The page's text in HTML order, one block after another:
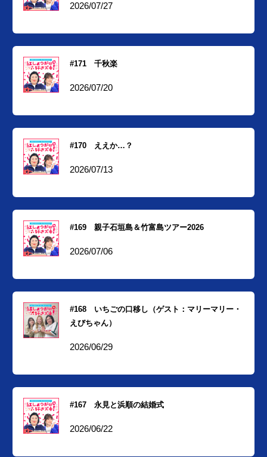
2026/07/27
#171 千秋楽
2026/07/20
#170 ええか…？
2026/07/13
#169 親子石垣島＆竹富島ツアー2026
2026/07/06
#168 いちごの口移し（ゲスト：マリーマリー・
えびちゃん）
2026/06/29
#167 永見と浜順の結婚式
2026/06/22